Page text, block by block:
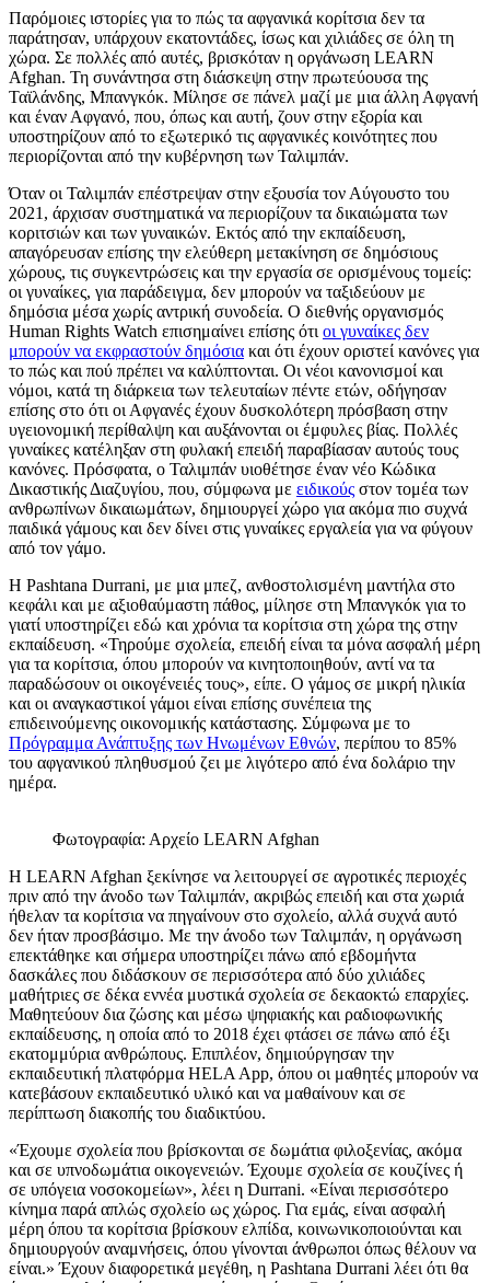
Παρόμοιες ιστορίες για το πώς τα αφγανικά κορίτσια δεν τα
παράτησαν, υπάρχουν εκατοντάδες, ίσως και χιλιάδες σε όλη τη
χώρα. Σε πολλές από αυτές, βρισκόταν η οργάνωση LEARN
Afghan. Τη συνάντησα στη διάσκεψη στην πρωτεύουσα της
Ταϊλάνδης, Μπανγκόκ. Μίλησε σε πάνελ μαζί με μια άλλη Αφγανή
και έναν Αφγανό, που, όπως και αυτή, ζουν στην εξορία και
υποστηρίζουν από το εξωτερικό τις αφγανικές κοινότητες που
περιορίζονται από την κυβέρνηση των Ταλιμπάν.
Όταν οι Ταλιμπάν επέστρεψαν στην εξουσία τον Αύγουστο του
2021, άρχισαν συστηματικά να περιορίζουν τα δικαιώματα των
κοριτσιών και των γυναικών. Εκτός από την εκπαίδευση,
απαγόρευσαν επίσης την ελεύθερη μετακίνηση σε δημόσιους
χώρους, τις συγκεντρώσεις και την εργασία σε ορισμένους τομείς:
οι γυναίκες, για παράδειγμα, δεν μπορούν να ταξιδεύουν με
δημόσια μέσα χωρίς αντρική συνοδεία. Ο διεθνής οργανισμός
Human Rights Watch επισημαίνει επίσης ότι οι γυναίκες δεν
μπορούν να εκφραστούν δημόσια και ότι έχουν οριστεί κανόνες για
το πώς και πού πρέπει να καλύπτονται. Οι νέοι κανονισμοί και
νόμοι, κατά τη διάρκεια των τελευταίων πέντε ετών, οδήγησαν
επίσης στο ότι οι Αφγανές έχουν δυσκολότερη πρόσβαση στην
υγειονομική περίθαλψη και αυξάνονται οι έμφυλες βίας. Πολλές
γυναίκες κατέληξαν στη φυλακή επειδή παραβίασαν αυτούς τους
κανόνες. Πρόσφατα, ο Ταλιμπάν υιοθέτησε έναν νέο Κώδικα
Δικαστικής Διαζυγίου, που, σύμφωνα με ειδικούς στον τομέα των
ανθρωπίνων δικαιωμάτων, δημιουργεί χώρο για ακόμα πιο συχνά
παιδικά γάμους και δεν δίνει στις γυναίκες εργαλεία για να φύγουν
από τον γάμο.
Η Pashtana Durrani, με μια μπεζ, ανθοστολισμένη μαντήλα στο
κεφάλι και με αξιοθαύμαστη πάθος, μίλησε στη Μπανγκόκ για το
γιατί υποστηρίζει εδώ και χρόνια τα κορίτσια στη χώρα της στην
εκπαίδευση. «Τηρούμε σχολεία, επειδή είναι τα μόνα ασφαλή μέρη
για τα κορίτσια, όπου μπορούν να κινητοποιηθούν, αντί να τα
παραδώσουν οι οικογένειές τους», είπε. Ο γάμος σε μικρή ηλικία
και οι αναγκαστικοί γάμοι είναι επίσης συνέπεια της
επιδεινούμενης οικονομικής κατάστασης. Σύμφωνα με το
Πρόγραμμα Ανάπτυξης των Ηνωμένων Εθνών, περίπου το 85%
του αφγανικού πληθυσμού ζει με λιγότερο από ένα δολάριο την
ημέρα.
Φωτογραφία: Αρχείο LEARN Afghan
Η LEARN Afghan ξεκίνησε να λειτουργεί σε αγροτικές περιοχές
πριν από την άνοδο των Ταλιμπάν, ακριβώς επειδή και στα χωριά
ήθελαν τα κορίτσια να πηγαίνουν στο σχολείο, αλλά συχνά αυτό
δεν ήταν προσβάσιμο. Με την άνοδο των Ταλιμπάν, η οργάνωση
επεκτάθηκε και σήμερα υποστηρίζει πάνω από εβδομήντα
δασκάλες που διδάσκουν σε περισσότερα από δύο χιλιάδες
μαθήτριες σε δέκα εννέα μυστικά σχολεία σε δεκαοκτώ επαρχίες.
Μαθητεύουν δια ζώσης και μέσω ψηφιακής και ραδιοφωνικής
εκπαίδευσης, η οποία από το 2018 έχει φτάσει σε πάνω από έξι
εκατομμύρια ανθρώπους. Επιπλέον, δημιούργησαν την
εκπαιδευτική πλατφόρμα HELA App, όπου οι μαθητές μπορούν να
κατεβάσουν εκπαιδευτικό υλικό και να μαθαίνουν και σε
περίπτωση διακοπής του διαδικτύου.
«Έχουμε σχολεία που βρίσκονται σε δωμάτια φιλοξενίας, ακόμα
και σε υπνοδωμάτια οικογενειών. Έχουμε σχολεία σε κουζίνες ή
σε υπόγεια νοσοκομείων», λέει η Durrani. «Είναι περισσότερο
κίνημα παρά απλώς σχολείο ως χώρος. Για εμάς, είναι ασφαλή
μέρη όπου τα κορίτσια βρίσκουν ελπίδα, κοινωνικοποιούνται και
δημιουργούν αναμνήσεις, όπου γίνονται άνθρωποι όπως θέλουν να
είναι.» Έχουν διαφορετικά μεγέθη, η Pashtana Durrani λέει ότι θα